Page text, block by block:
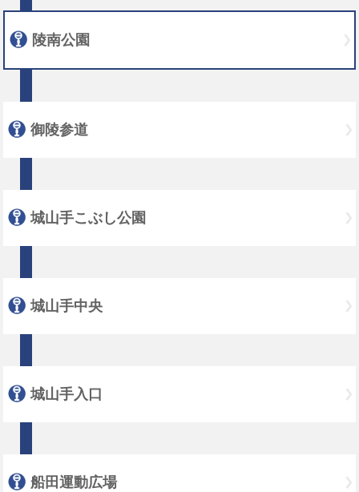
陵南公園
御陵参道
城山手こぶし公園
城山手中央
城山手入口
船田運動広場